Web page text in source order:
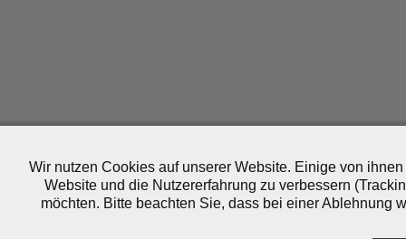
Wir nutzen Cookies auf unserer Website. Einige von
Website und die Nutzererfahrung zu verbessern
möchten. Bitte beachten Sie, dass bei einer Ablehnung